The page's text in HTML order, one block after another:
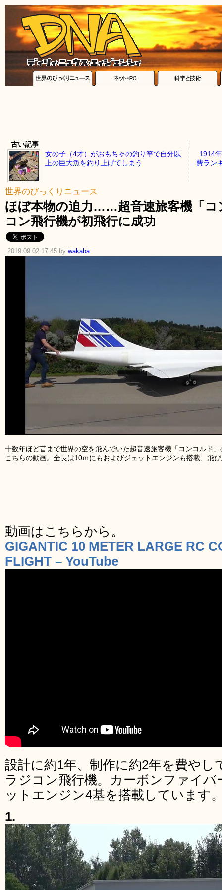
古い記事
女の子（4才）がおもちゃの釣り竿で自分以
上の巨大魚を釣り上げてしまう
1914
費ラン
世界のびっくりニュース
ほぼ本物の迫力……超音速旅客機「コ
コン飛行機が初飛行に成功
2019.09.02 17:45 by wakaba
十数年ほど昔まで世界の空を飛んでいた超音速旅客機「コンコルド
こちらの動画。全長は10ｍにもおよびジェットエンジンも搭載、飛
動画はこちらから。
GIGANTIC 10 METER LARGE RC
FLIGHT – YouTube
設計に約1年、制作に約2年を費やし
ラジコン飛行機。カーボンファイ
ットエンジン4基を搭載しています
1.